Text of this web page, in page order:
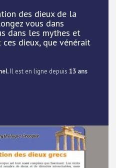
des dieux de la
vous dans
dans les mythes et
dieux, que vénérait
. Il est en ligne depuis 13 ans